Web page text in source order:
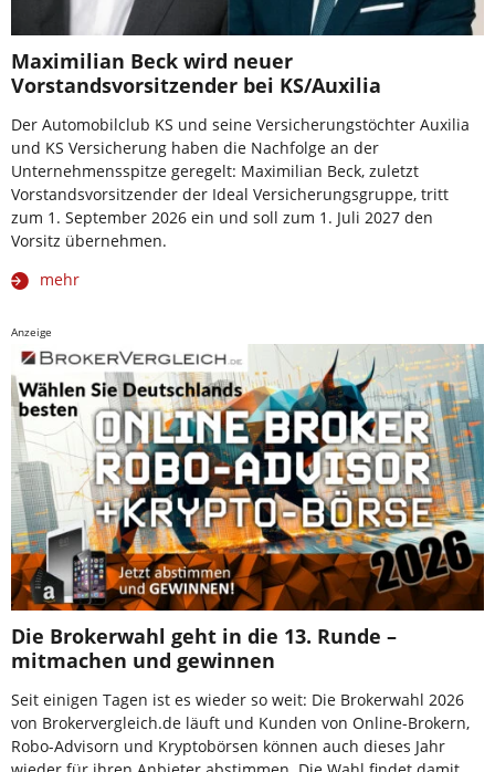
Maximilian Beck wird neuer
Vorstandsvorsitzender bei KS/Auxilia
Der Automobilclub KS und seine Versicherungstöchter Auxilia
und KS Versicherung haben die Nachfolge an der
Unternehmensspitze geregelt: Maximilian Beck, zuletzt
Vorstandsvorsitzender der Ideal Versicherungsgruppe, tritt
zum 1. September 2026 ein und soll zum 1. Juli 2027 den
Vorsitz übernehmen.
mehr
Anzeige
Die Brokerwahl geht in die 13. Runde –
mitmachen und gewinnen
Seit einigen Tagen ist es wieder so weit: Die Brokerwahl 2026
von Brokervergleich.de läuft und Kunden von Online-Brokern,
Robo-Advisorn und Kryptobörsen können auch dieses Jahr